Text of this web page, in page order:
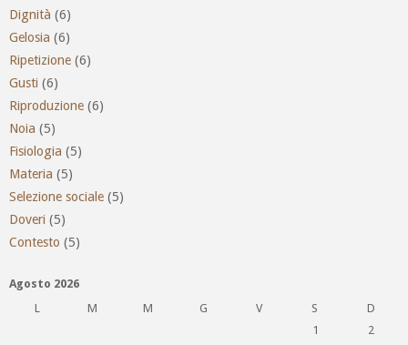
Dignità (6)
Gelosia (6)
Ripetizione (6)
Gusti (6)
Riproduzione (6)
Noia (5)
Fisiologia (5)
Materia (5)
Selezione sociale (5)
Doveri (5)
Contesto (5)
Agosto 2026
L
M M G V S
D
1
2